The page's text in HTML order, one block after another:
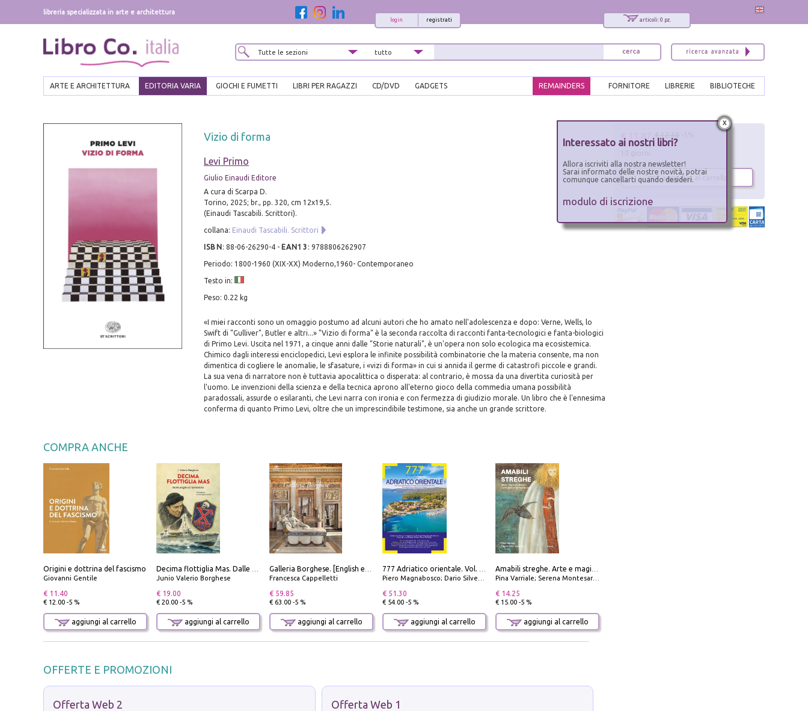
libreria specializzata in arte e architettura
articoli: 0 pz.
registrati
login
ARTE E ARCHITETTURA EDITORIA VARIA GIOCHI E FUMETTI LIBRI PER RAGAZZI CD/DVD GADGETS BIBLIOTECHE
LIBRERIE
FORNITORE
REMAINDERS
Vizio di forma
Levi Primo
Giulio Einaudi Editore
A cura di Scarpa D.
Torino, 2025; br., pp. 320, cm 12x19,5.
(Einaudi Tascabili. Scrittori).
collana: Einaudi Tascabili. Scrittori
ISBN : 88-06-26290-4- EAN13 : 9788806262907
Periodo: 1800-1960 (XIX-XX) Moderno,1960- Contemporaneo
Testo in:
Peso: 0.22 kg
«I miei racconti sono un omaggio postumo ad alcuni autori che ho amato nell'adolescenza e dopo: Verne, Wells, lo
Swift di "Gulliver", Butler e altri...» "Vizio di forma" è la seconda raccolta di racconti fanta-tecnologici e fanta-biologici
di Primo Levi. Uscita nel 1971, a cinque anni dalle "Storie naturali", è un'opera non solo ecologica ma ecosistemica.
Chimico dagli interessi enciclopedici, Levi esplora le infinite possibilità combinatorie che la materia consente, ma non
dimentica di cogliere le anomalie, le sfasature, i «vizi di forma» in cui si annida il germe di catastrofi piccole e grandi.
La sua vena di narratore non è tuttavia apocalittica o disperata: al contrario, è mossa da una divertita curiosità per
l'uomo. Le invenzioni della scienza e della tecnica aprono all'eterno gioco della commedia umana possibilità
paradossali, assurde o esilaranti, che Levi narra con ironia e con fermezza di giudizio morale. Un libro che è l'ennesima
conferma di quanto Primo Levi, oltre che un imprescindibile testimone, sia anche un grande scrittore.
COMPRA ANCHE
Origini e dottrina del fascismo
Giovanni Gentile
€ 11.40
€ 12.00 -5 %
aggiungi al carrello
Junio Valerio Borghese
€ 19.00
€ 20.00 -5 %
aggiungi al carrello
Francesca Cappelletti
€ 59.85
€ 63.00 -5 %
aggiungi al carrello
Piero Magnabosco; Dario Silvestro; Marco Sbrizzi
€ 51.30
€ 54.00 -5 %
aggiungi al carrello
Pina Varriale; Serena Montesarchio
€ 14.25
€ 15.00 -5 %
aggiungi al carrello
OFFERTE E PROMOZIONI
Offerta Web 2 Offerta Web 1
€ 11.87
aggiungi al carrello
x
Interessato ai nostri libri?
Allora iscriviti alla nostra newsletter!
Sarai informato delle nostre novità, potrai
comunque cancellarti quando desideri.
modulo di iscrizione